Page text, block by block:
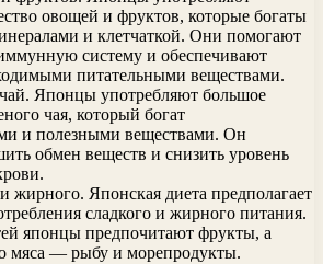
овощей и фруктов, которые богаты
и клетчаткой. Они помогают
систему и обеспечивают
питательными веществами.
Японцы употребляют большое
чая, который богат
и полезными веществами. Он
обмен веществ и снизить уровень
жирного. Японская диета предполагает
сладкого и жирного питания.
японцы предпочитают фрукты, а
мяса — рыбу и морепродукты.